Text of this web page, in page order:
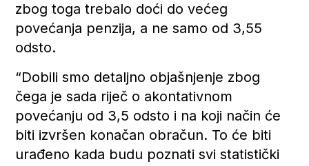
zbog toga trebalo doći do većeg
povećanja penzija, a ne samo od 3,55
odsto.
“Dobili smo detaljno objašnjenje zbog
čega je sada riječ o akontativnom
povećanju od 3,5 odsto i na koji način će
biti izvršen konačan obračun. To će biti
urađeno kada budu poznati svi statistički